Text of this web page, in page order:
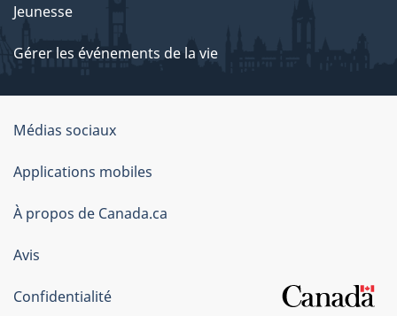
Jeunesse
Gérer les événements de la vie
Organisation
du
gouvernement
du
Canada
Médias sociaux
Applications mobiles
À propos de Canada.ca
Avis
Confidentialité